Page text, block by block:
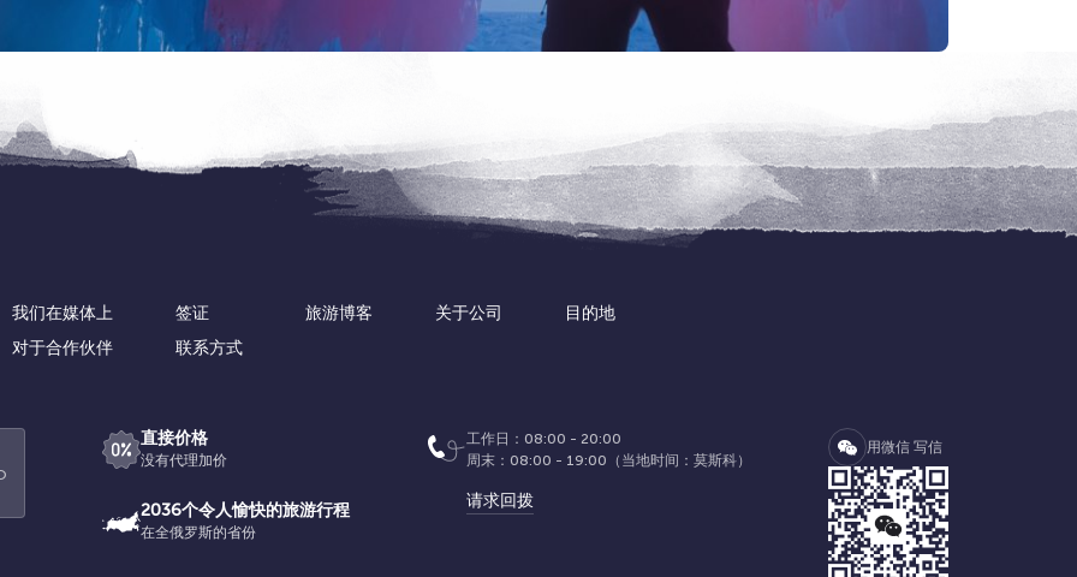
我们在媒体上 签证 旅游博客 关于公司
目的地
对于合作伙伴 联系方式
直接价格
没有代理加价
2036个令人愉快的旅游行程
在全俄罗斯的省份
工作日：08:00 - 20:00
周末：08:00 - 19:00（当地时间：莫斯科）
请求回拨
用微信 写信